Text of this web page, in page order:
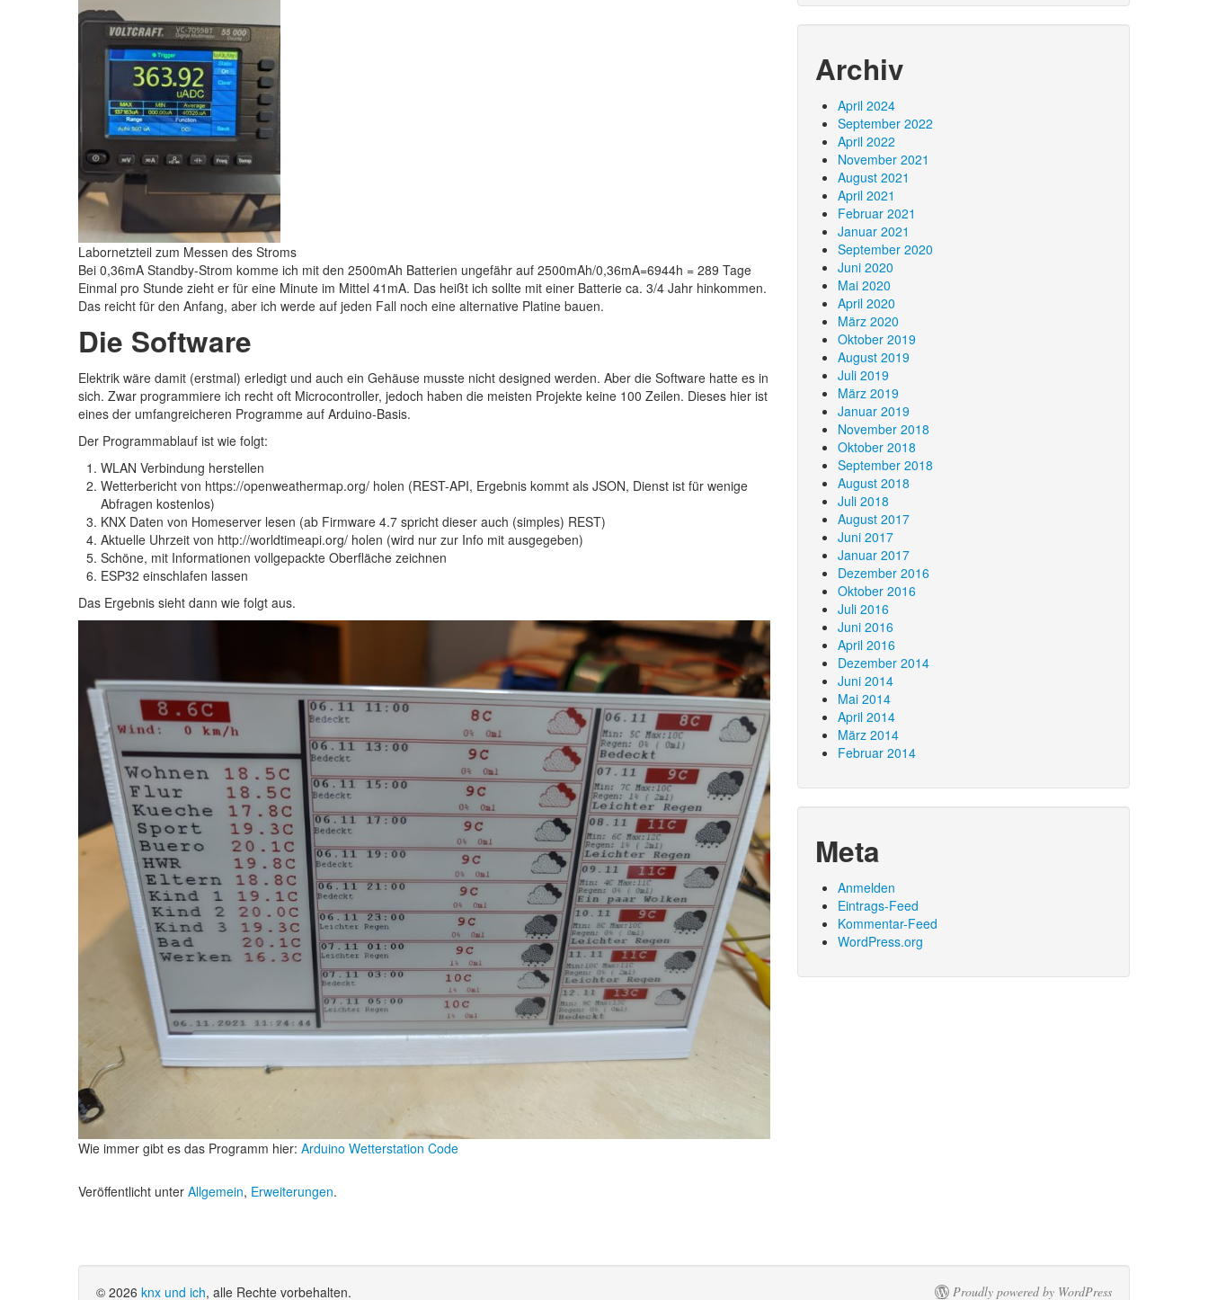
Labornetzteil zum Messen des Stroms
Bei 0,36mA Standby-Strom komme ich mit den 2500mAh Batterien ungefähr auf 2500mAh/0,36mA=6944h = 289 Tage
Einmal pro Stunde zieht er für eine Minute im Mittel 41mA. Das heißt ich sollte mit einer Batterie ca. 3/4 Jahr hinkommen.
Das reicht für den Anfang, aber ich werde auf jeden Fall noch eine alternative Platine bauen.
Die Software
Elektrik wäre damit (erstmal) erledigt und auch ein Gehäuse musste nicht designed werden. Aber die Software hatte es in
sich. Zwar programmiere ich recht oft Microcontroller, jedoch haben die meisten Projekte keine 100 Zeilen. Dieses hier ist
eines der umfangreicheren Programme auf Arduino-Basis.
Der Programmablauf ist wie folgt:
WLAN Verbindung herstellen
Wetterbericht von https://openweathermap.org/ holen (REST-API, Ergebnis kommt als JSON, Dienst ist für wenige
Abfragen kostenlos)
KNX Daten von Homeserver lesen (ab Firmware 4.7 spricht dieser auch (simples) REST)
Aktuelle Uhrzeit von http://worldtimeapi.org/ holen (wird nur zur Info mit ausgegeben)
Schöne, mit Informationen vollgepackte Oberfläche zeichnen
ESP32 einschlafen lassen
Das Ergebnis sieht dann wie folgt aus.
Wie immer gibt es das Programm hier: Arduino Wetterstation Code
Veröffentlicht unter Allgemein, Erweiterungen.
Archiv
April 2024
September 2022
April 2022
November 2021
August 2021
April 2021
Februar 2021
Januar 2021
September 2020
Juni 2020
Mai 2020
April 2020
März 2020
Oktober 2019
August 2019
Juli 2019
März 2019
Januar 2019
November 2018
Oktober 2018
September 2018
August 2018
Juli 2018
August 2017
Juni 2017
Januar 2017
Dezember 2016
Oktober 2016
Juli 2016
Juni 2016
April 2016
Dezember 2014
Juni 2014
Mai 2014
April 2014
März 2014
Februar 2014
Meta
Anmelden
Eintrags-Feed
Kommentar-Feed
WordPress.org
© 2026 knx und ich, alle Rechte vorbehalten. Proudly powered by WordPress